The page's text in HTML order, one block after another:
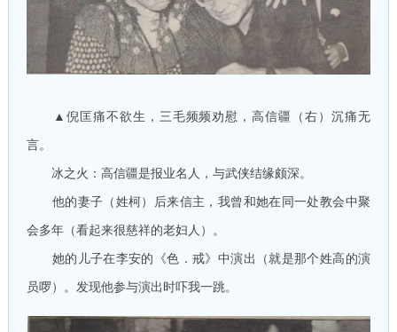
▲倪匡痛不欲生，三毛频频劝慰，高信疆（右）沉痛无
言。
冰之火：高信疆是报业名人，与武侠结缘颇深。
他的妻子（姓柯）后来信主，我曾和她在同一处教会中聚
会多年（看起来很慈祥的老妇人）。
她的儿子在李安的《色．戒》中演出（就是那个姓高的演
员啰）。发现他参与演出时吓我一跳。